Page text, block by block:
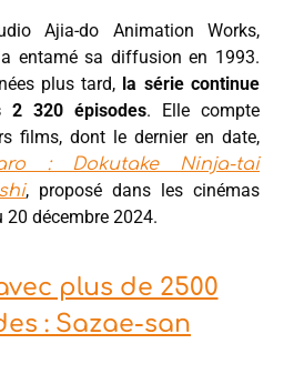
Ajia-do Animation Works,
a entamé sa diffusion en 1993.
plus tard, la série continue
2 320 épisodes. Elle compte
films, dont le dernier en date,
: Dokutake Ninja-tai
, proposé dans les cinémas
décembre 2024.
plus de 2500
: Sazae-san